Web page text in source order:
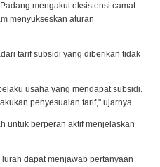
mengakui eksistensi camat
menyukseskan aturan
tarif subsidi yang diberikan tidak
usaha yang mendapat subsidi.
penyesuaian tarif," ujarnya.
untuk berperan aktif menjelaskan
dapat menjawab pertanyaan